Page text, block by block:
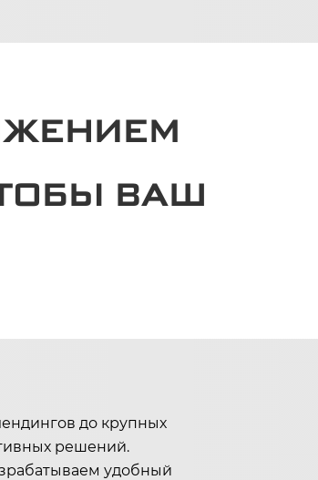
ВАШ
до крупных
решений.
удобный